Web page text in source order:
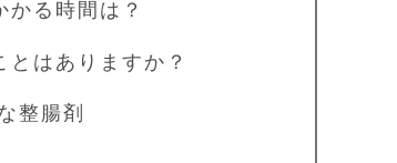
る時間は？
はありますか？
整腸剤